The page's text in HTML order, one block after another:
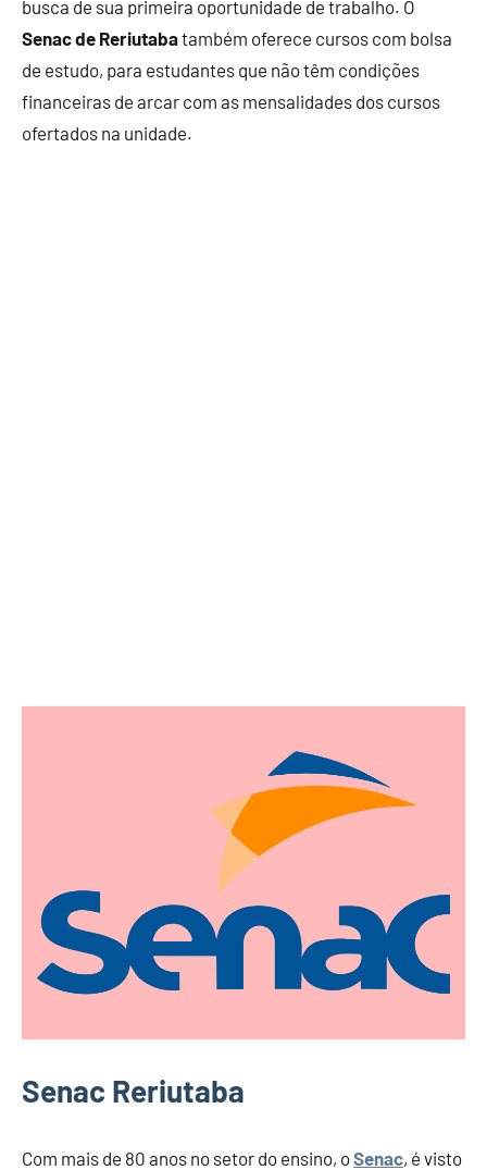
busca de sua primeira oportunidade de trabalho. O
Senac de Reriutabatambém oferece cursos com bolsa
de estudo, para estudantes que não têm condições
financeiras de arcar com as mensalidades dos cursos
ofertados na unidade.
Senac Reriutaba
Com mais de 80 anos no setor do ensino, oSenac, é visto